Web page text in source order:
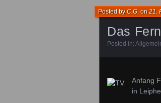
Das
Posted byC.G. on21.
Posted in:
Anfang
in